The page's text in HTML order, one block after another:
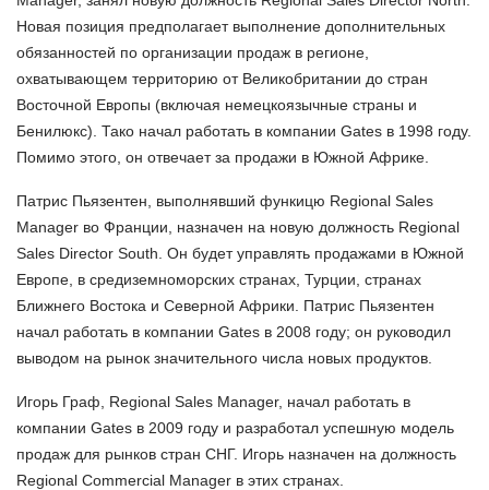
Новая позиция предполагает выполнение дополнительных
обязанностей по организации продаж в регионе,
охватывающем территорию от Великобритании до стран
Восточной Европы (включая немецкоязычные страны и
Бенилюкс). Тако начал работать в компании Gates в 1998 году.
Помимо этого, он отвечает за продажи в Южной Африке.
Патрис Пьязентен, выполнявший функицю Regional Sales
Manager во Франции, назначен на новую должность Regional
Sales Director South. Он будет управлять продажами в Южной
Европе, в средиземноморских странах, Турции, странах
Ближнего Востока и Северной Африки. Патрис Пьязентен
начал работать в компании Gates в 2008 году; он руководил
выводом на рынок значительного числа новых продуктов.
Игорь Граф, Regional Sales Manager, начал работать в
компании Gates в 2009 году и разработал успешную модель
продаж для рынков стран СНГ. Игорь назначен на должность
Regional Commercial Manager в этих странах.